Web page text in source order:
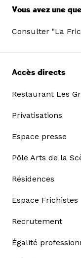
Vous avez une
Consulter "La
Accès directs
Restaurant Les
Privatisations
Espace presse
Pôle Arts de la
Résidences
Espace Frichistes
Recrutement
Égalité